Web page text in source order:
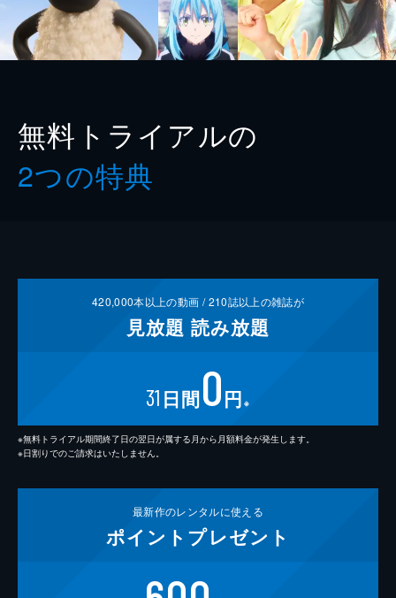
無料トライアルの
2つの特典
420,000本以上の動画 /210誌以上の雑誌が
見放題 読み放題
31 日間0円 ※
※無料トライアル期間終了日の翌日が属する月から月額料金が発生します。
※日割りでのご請求はいたしません。
最新作のレンタルに使える
ポイント プレゼント